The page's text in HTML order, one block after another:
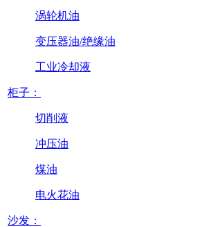
涡轮机油
变压器油/绝缘油
工业冷却液
柜子：
切削液
冲压油
煤油
电火花油
沙发：